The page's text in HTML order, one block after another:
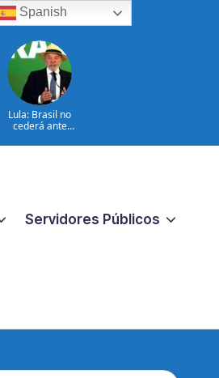
Lula: Brasil no
cederá ante
extranjeras
Servidores Públicos
Spanish